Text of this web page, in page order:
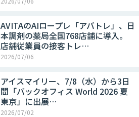
AVITAのAIロープレ「アバトレ」、日
本調剤の薬局全国768店舗に導入。
店舗従業員の接客トレ…
2026/07/06
アイスマイリー、7/8（水）から3日
間「バックオフィス World 2026 夏
東京」に出展…
2026/07/02